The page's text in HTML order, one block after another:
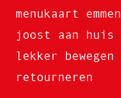
menukaart emmen
joost aan huis
lekker bewegen
retourneren